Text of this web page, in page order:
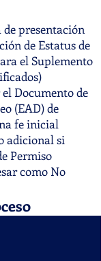
presentación
de Estatus de
el Suplemento
Documento de
(EAD) de
fe inicial
adicional si
Permiso
como No